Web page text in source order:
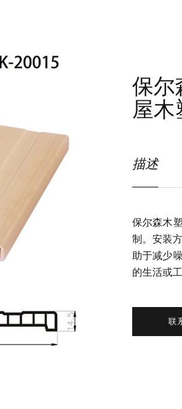
保尔
屋
描述
保尔森木
制。安装
助于减少
的生活或
联